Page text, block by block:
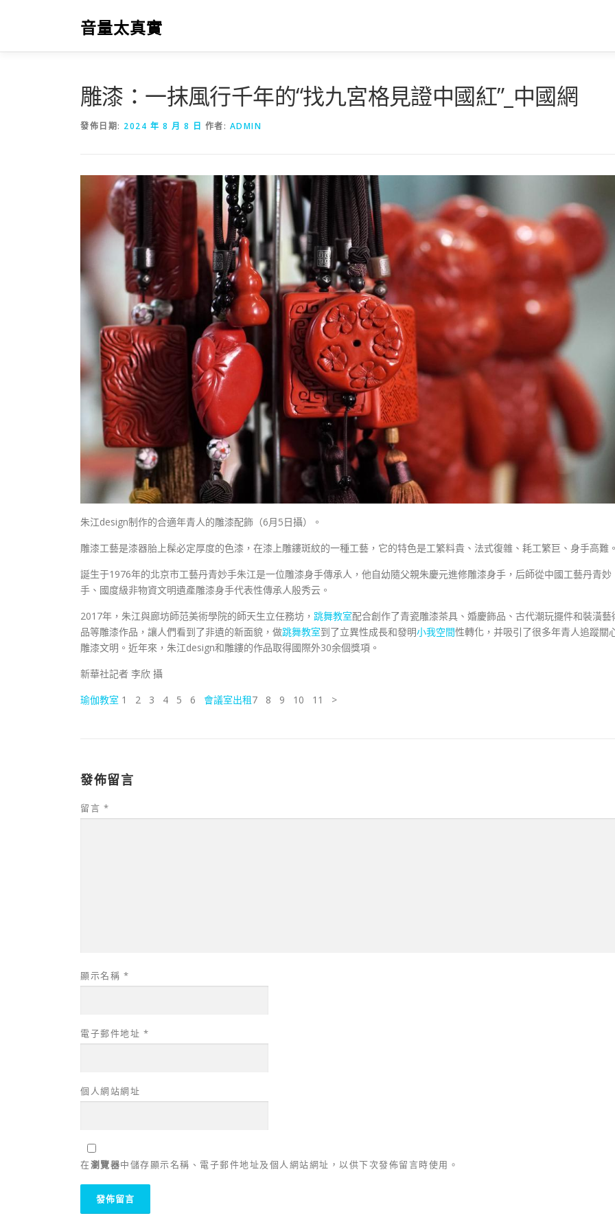
要
音量太真實
雕漆：一抹風行千年的“找九宮格見證中國紅”_中國網
發佈日期: 2024 年 8 月 8 日 作者: ADMIN
朱江design制作的合適年青人的雕漆配飾（6月5日攝）。
雕漆工藝是漆器胎上髹必定厚度的色漆，在漆上雕鏤斑紋的一種工藝，它的特色是工繁料貴、法式復雜、耗工繁巨、身手高難
誕生于1976年的北京市工藝丹青妙手朱江是一位雕漆身手傳承人，他自幼隨父親朱慶元進修雕漆身手，后師從中國工藝丹青妙
手、國度級非物資文明遺產雕漆身手代表性傳承人殷秀云。
2017年，朱江與廊坊師范美術學院的師天生立任務坊， 跳舞教室配合創作了青瓷雕漆茶具、婚慶飾品、古代潮玩擺件和裝潢藝
品等雕漆作品，讓人們看到了非遺的新面貌，做跳舞教室到了立異性成長和發明小我空間性轉化，并吸引了很多年青人追蹤關
雕漆文明。近年來，朱江design和雕鏤的作品取得國際外30余個獎項。
新華社記者 李欣 攝
瑜伽教室 1 2 3 4 5 6 會議室出租7 8 9 10 11 >
發佈留言
留言 *
顯示名稱 *
電子郵件地址 *
個人網站網址
在瀏覽器中儲存顯示名稱、電子郵件地址及個人網站網址，以供下次發佈留言時使用。